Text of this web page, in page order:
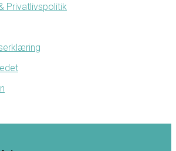
Privatlivspolitik